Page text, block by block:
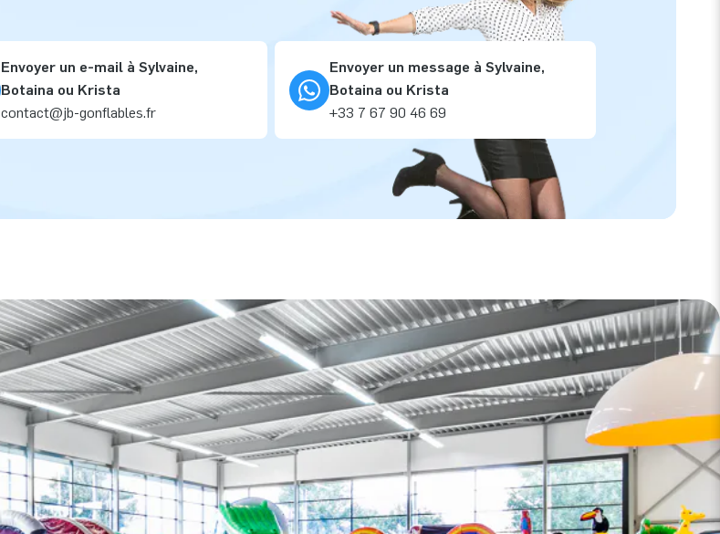
Envoyer un e-mail à Sylvaine,
Botaina ou Krista
contact@jb-gonflables.fr
Envoyer un message à Sylvaine,
Botaina ou Krista
+33 7 67 90 46 69